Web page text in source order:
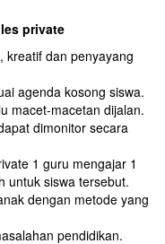
private
kreatif dan penyayang
agenda kosong siswa.
macet-macetan dijalan.
dimonitor secara
1 guru mengajar 1
untuk siswa tersebut.
dengan metode yang
pendidikan.